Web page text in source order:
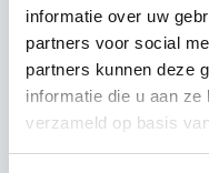
informatie over uw
partners voor social
partners kunnen deze
informatie die u aan
verzameld op basis
werkdagen of de
het afgekeurd worden,
TIP: als u meerdere
kunt u ze ook eerst